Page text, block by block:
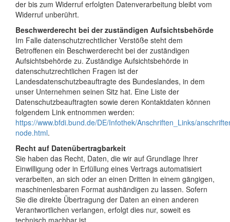
der bis zum Widerruf erfolgten Datenverarbeitung bleibt vom
Widerruf unberührt.
Beschwerderecht bei der zuständigen Aufsichtsbehörde
Im Falle datenschutzrechtlicher Verstöße steht dem
Betroffenen ein Beschwerderecht bei der zuständigen
Aufsichtsbehörde zu. Zuständige Aufsichtsbehörde in
datenschutzrechtlichen Fragen ist der
Landesdatenschutzbeauftragte des Bundeslandes, in dem
unser Unternehmen seinen Sitz hat. Eine Liste der
Datenschutzbeauftragten sowie deren Kontaktdaten können
folgendem Link entnommen werden:
https://www.bfdi.bund.de/DE/Infothek/Anschriften_Links/
node.html.
Recht auf Datenübertragbarkeit
Sie haben das Recht, Daten, die wir auf Grundlage Ihrer
Einwilligung oder in Erfüllung eines Vertrags automatisiert
verarbeiten, an sich oder an einen Dritten in einem gängigen,
maschinenlesbaren Format aushändigen zu lassen. Sofern
Sie die direkte Übertragung der Daten an einen anderen
Verantwortlichen verlangen, erfolgt dies nur, soweit es
technisch machbar ist.